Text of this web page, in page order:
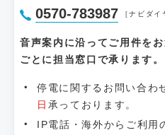
0570-783987 ［ナビダイ
音声案内に沿ってご用件を
ごとに担当窓口で承ります。
停電に関するお問い合わ
日 承っております。
IP電話・海外からご利用